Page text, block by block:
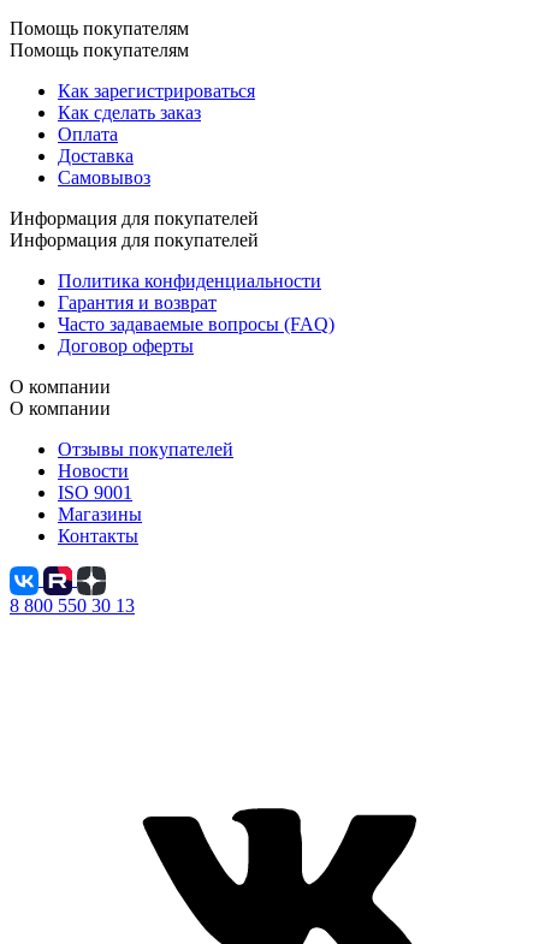
Помощь покупателям
Помощь покупателям
Как зарегистрироваться
Как сделать заказ
Оплата
Доставка
Самовывоз
Информация для покупателей
Информация для покупателей
Политика конфиденциальности
Гарантия и возврат
Часто задаваемые вопросы (FAQ)
Договор оферты
О компании
О компании
Отзывы покупателей
Новости
ISO 9001
Магазины
Контакты
8 800 550 30 13